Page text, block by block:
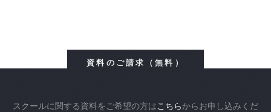
資料のご請求（無料）
スクールに関する資料をご希望の方はこちらからお申し込みくだ